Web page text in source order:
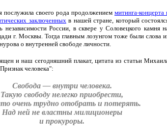
послужила своего рода продолжением митинга-концерта
заключенныхв нашей стране, который
России, в сквере у Соловецкого камня
г. Москвы. Тогда главным лозунгом тоже были слова
о внутренней свободе личности.
и наш сегодняшний плакат, цитата из статьи
человека":
Свобода — внутри человека.
Такую свободу нелегко приобрести,
очень трудно отобрать и потерять.
Над ней не властны милиционеры
и прокуроры.